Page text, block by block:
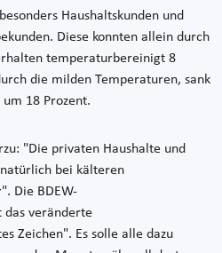
Haushaltskunden und
Diese konnten allein durch
temperaturbereinigt 8
die milden Temperaturen, sank
18 Prozent.
"Die privaten Haushalte und
bei kälteren
Die BDEW-
das veränderte
Zeichen". Es solle alle dazu